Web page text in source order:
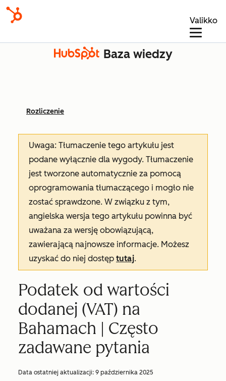
Valikko
Baza wiedzy
Rozliczenie
Uwaga: Tłumaczenie tego artykułu jest
podane wyłącznie dla wygody. Tłumaczenie
jest tworzone automatycznie za pomocą
oprogramowania tłumaczącego i mogło nie
zostać sprawdzone. W związku z tym,
angielska wersja tego artykułu powinna być
uważana za wersję obowiązującą,
zawierającą najnowsze informacje. Możesz
uzyskać do niej dostęp tutaj.
Podatek od wartości
dodanej (VAT) na
Bahamach | Często
zadawane pytania
Data ostatniej aktualizacji: 9 października 2025